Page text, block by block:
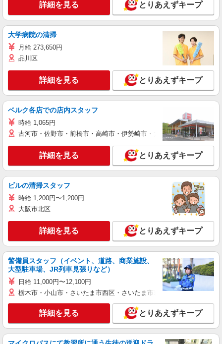
詳細を見る とりあえずキープ
大学病院の清掃
月給 273,650円
品川区
詳細を見る とりあえずキープ
ベルク各店での店内スタッフ
時給 1,065円
古河市・佐野市・前橋市・高崎市・伊勢崎市・太田市・館林市・藤
詳細を見る とりあえずキープ
ビルの清掃スタッフ
時給 1,200円〜1,200円
大阪市北区
詳細を見る とりあえずキープ
警備員スタッフ（イベント、道路、商業施設、
大型駐車場、JR列車見張りなど）
日給 11,000円〜12,100円
栃木市・小山市・さいたま市西区・さいたま市岩槻区・久喜市・蓮田
詳細を見る とりあえずキープ